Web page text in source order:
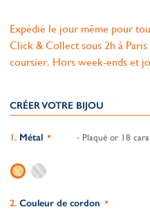
Expédié le jour même pour
Click & Collect sous 2h à
coursier. Hors week-ends et
CRÉER VOTRE BIJOU
Métal - Plaqué or 18
Couleur de cordon